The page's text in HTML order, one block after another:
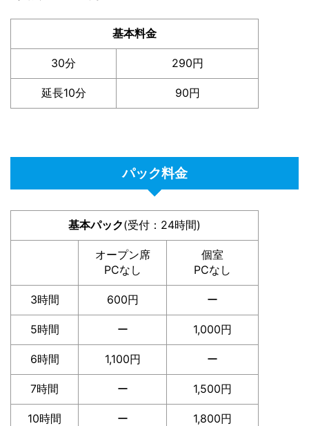
基本料金
30分 290円
延長10分 90円
パック料金
基本パック(受付：24時間)
オープン席
PCなし
個室
PCなし
3時間 600円 ー
5時間 ー 1,000円
6時間 1,100円 ー
7時間 ー 1,500円
10時間 ー 1,800円